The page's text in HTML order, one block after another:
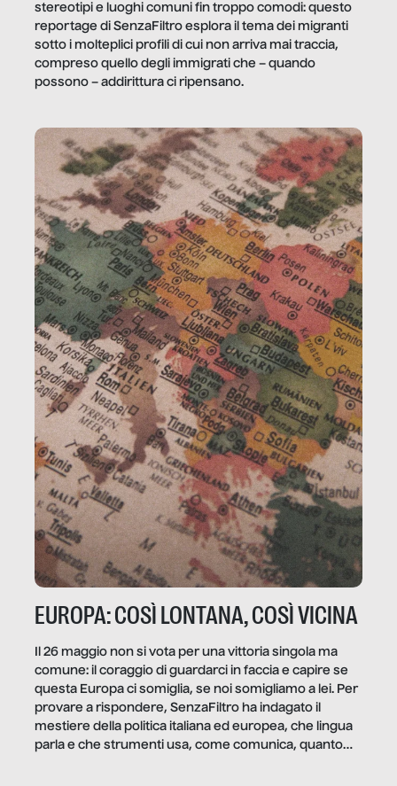
stereotipi e luoghi comuni fin troppo comodi: questo
reportage di SenzaFiltro esplora il tema dei migranti
sotto i molteplici profili di cui non arriva mai traccia,
compreso quello degli immigrati che – quando
possono – addirittura ci ripensano.
EUROPA: COSÌ LONTANA, COSÌ VICINA
Il 26 maggio non si vota per una vittoria singola ma
comune: il coraggio di guardarci in faccia e capire se
questa Europa ci somiglia, se noi somigliamo a lei. Per
provare a rispondere, SenzaFiltro ha indagato il
mestiere della politica italiana ed europea, che lingua
parla e che strumenti usa, come comunica, quanto